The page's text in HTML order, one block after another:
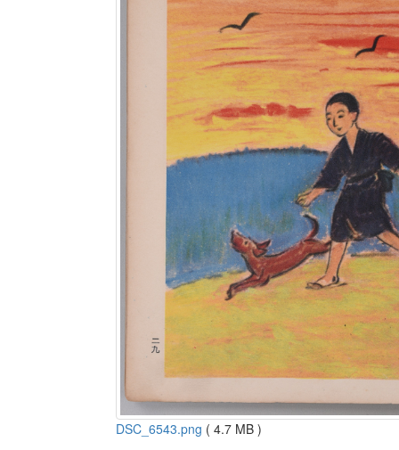
DSC_6543.png ( 4.7 MB )